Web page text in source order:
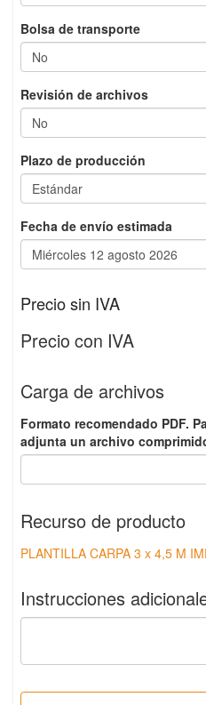
Bolsa de transporte
Revisión de archivos
Plazo de producción
Fecha de envío estimada
Precio sin IVA
Precio con IVA
Carga de archivos
Formato recomendado PDF.
adjunta un archivo
Recurso de producto
PLANTILLA CARPA 3 x 4,5 M
Instrucciones